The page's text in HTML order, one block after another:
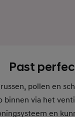
Past
pollen en
binnen via het
en